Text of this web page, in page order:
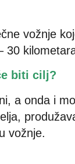
vožnje
30
biti cilj?
a onda i
vožnje.